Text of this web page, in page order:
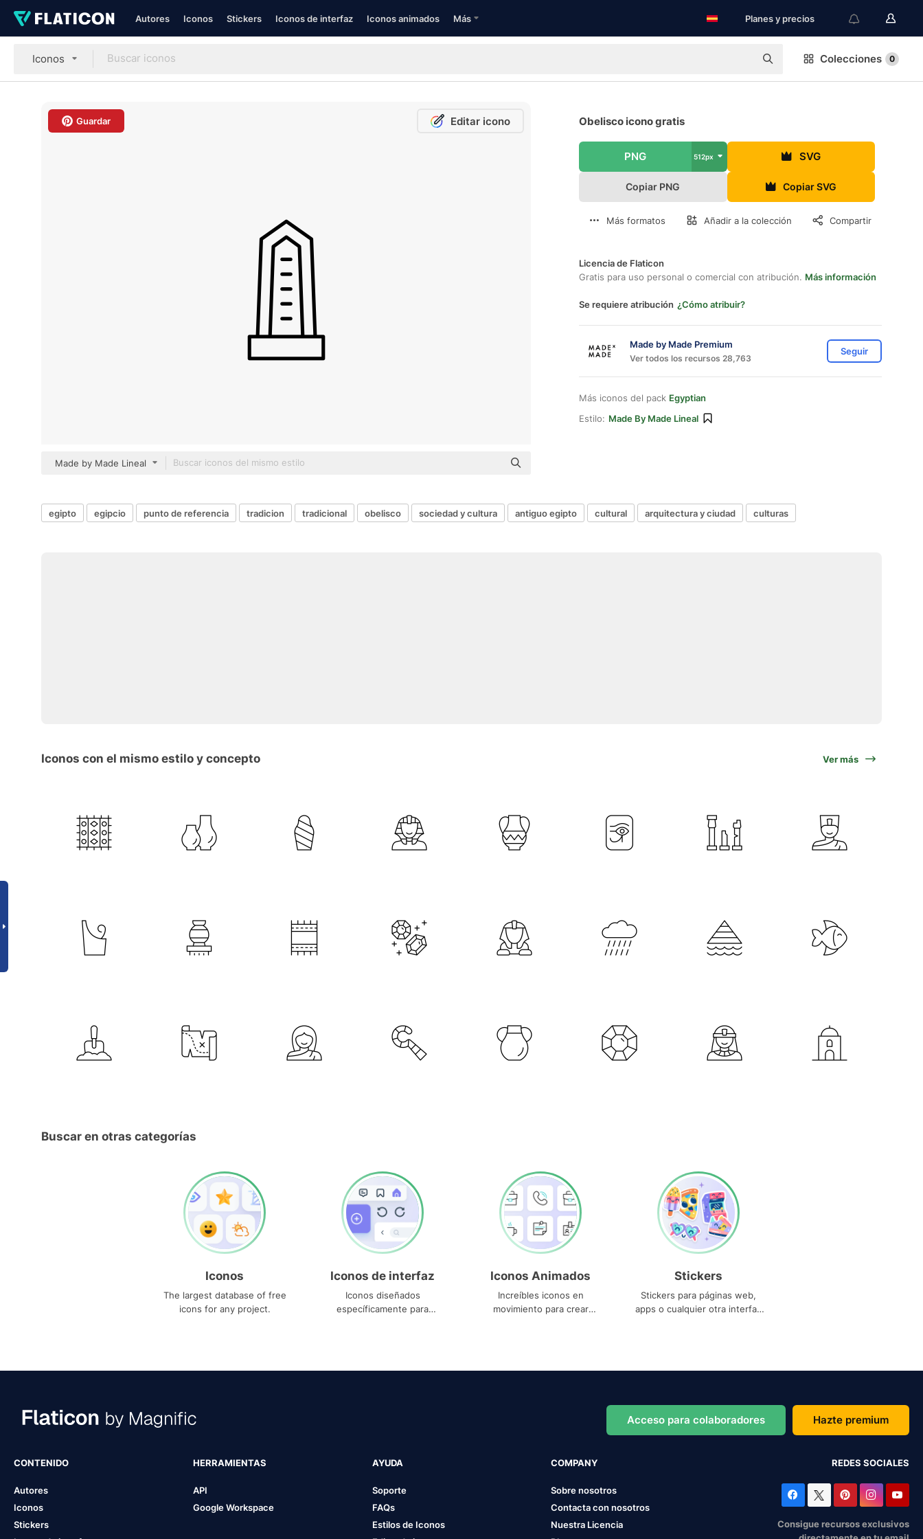
Autores Iconos Stickers Iconos de interfaz Iconos animados Más Planes y precios
Iconos Colecciones 0
Guardar Editar icono
Made by Made Lineal
Obelisco icono gratis
PNG 512px SVG
Copiar PNG Copiar SVG
Más formatos Añadir a la colección Compartir
Licencia de Flaticon
Gratis para uso personal o comercial con atribución. Más información
Se requiere atribución ¿Cómo atribuir?
Made by Made Premium
Ver todos los recursos 28,763
Seguir
Más iconos del pack Egyptian
Estilo: Made By Made Lineal
egipto egipcio punto de referencia tradicion tradicional obelisco sociedad y cultura antiguo egipto cultural arquitectura y ciudad culturas
Iconos con el mismo estilo y concepto Ver más
Buscar en otras categorías
Iconos
The largest database of free
icons for any project.
Iconos de interfaz
Iconos diseñados
específicamente para
Iconos Animados
Increíbles iconos en
movimiento para crear
Stickers
Stickers para páginas web,
apps o cualquier otra interfaz
Acceso para colaboradores Hazte premium
CONTENIDO
Autores
Iconos
Stickers
HERRAMIENTAS
API
Google Workspace
AYUDA
Soporte
FAQs
Estilos de Iconos
COMPANY
Sobre nosotros
Contacta con nosotros
Nuestra Licencia
REDES SOCIALES
Consigue recursos exclusivos